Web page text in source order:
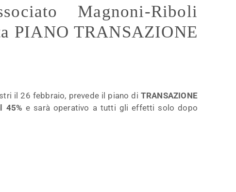
Magnoni-Riboli
PIANO TRANSAZIONE
il 26 febbraio, prevede il piano di TRANSAZIONE
45% e sarà operativo a tutti gli effetti solo dopo